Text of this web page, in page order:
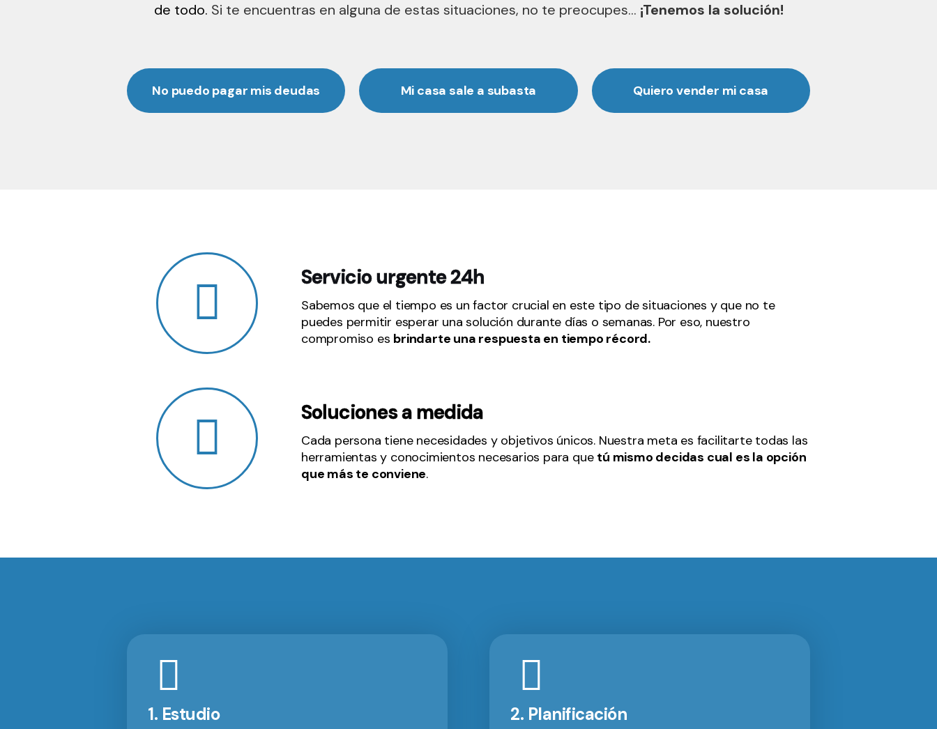
de todo. Si te encuentras en alguna de estas situaciones, no te preocupes… ¡Tenemos la solución!
No puedo pagar mis deudas Mi casa sale a subasta Quiero vender mi casa
Servicio urgente 24h
Sabemos que el tiempo es un factor crucial en este tipo de situaciones y que no te
puedes permitir esperar una solución durante días o semanas. Por eso, nuestro
compromiso es brindarte una respuesta en tiempo récord.
Soluciones a medida
Cada persona tiene necesidades y objetivos únicos. Nuestra meta es facilitarte todas las
herramientas y conocimientos necesarios para que tú mismo decidas cual es la opción
que más te conviene.
1. Estudio 2. Planificación